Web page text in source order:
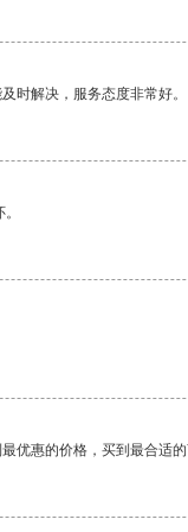
时解决，服务态度非常好。
优惠的价格，买到最合适